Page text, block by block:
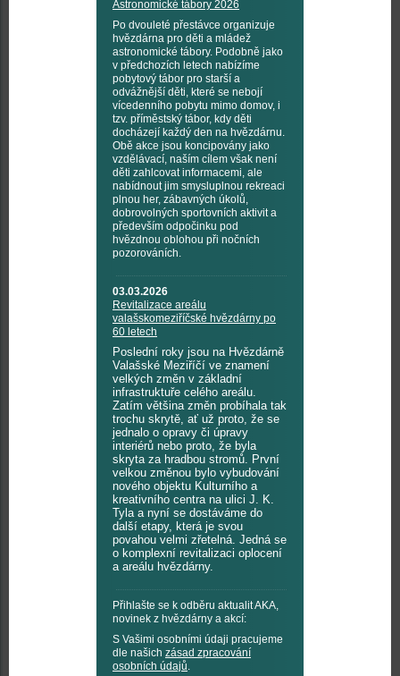
Astronomické tábory 2026
Po dvouleté přestávce organizuje
hvězdárna pro děti a mládež
astronomické tábory. Podobně jako
v předchozích letech nabízíme
pobytový tábor pro starší a
odvážnější děti, které se nebojí
vícedenního pobytu mimo domov, i
tzv. příměstský tábor, kdy děti
docházejí každý den na hvězdárnu.
Obě akce jsou koncipovány jako
vzdělávací, naším cílem však není
děti zahlcovat informacemi, ale
nabídnout jim smysluplnou rekreaci
plnou her, zábavných úkolů,
dobrovolných sportovních aktivit a
především odpočinku pod
hvězdnou oblohou při nočních
pozorováních.
03.03.2026
Revitalizace areálu
valašskomeziříčské hvězdárny po
60 letech
Poslední roky jsou na Hvězdárně
Valašské Meziříčí ve znamení
velkých změn v základní
infrastruktuře celého areálu.
Zatím většina změn probíhala tak
trochu skrytě, ať už proto, že se
jednalo o opravy či úpravy
interiérů nebo proto, že byla
skryta za hradbou stromů. První
velkou změnou bylo vybudování
nového objektu Kulturního a
kreativního centra na ulici J. K.
Tyla a nyní se dostáváme do
další etapy, která je svou
povahou velmi zřetelná. Jedná se
o komplexní revitalizaci oplocení
a areálu hvězdárny.
Přihlašte se k odběru aktualit AKA,
novinek z hvězdárny a akcí:
S Vašimi osobními údaji pracujeme
dle našich zásad zpracování
osobních údajů.